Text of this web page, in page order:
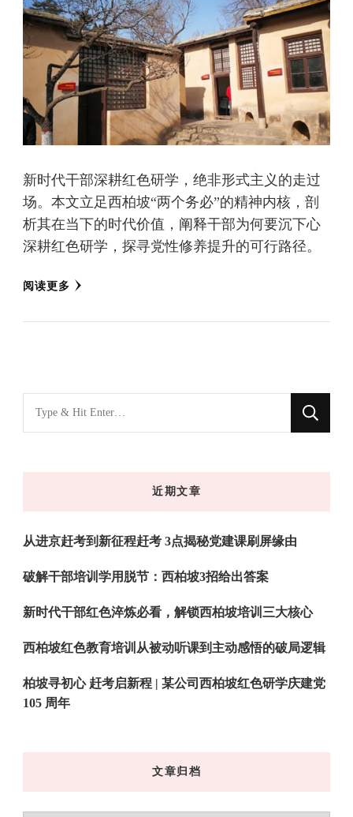
新时代干部深耕红色研学，绝非形式主义的走过
场。本文立足西柏坡“两个务必”的精神内核，剖
析其在当下的时代价值，阐释干部为何要沉下心
深耕红色研学，探寻党性修养提升的可行路径。
阅读更多
找
什
近期文章
从进京赶考到新征程赶考 3点揭秘党建课刷屏缘由
破解干部培训学用脱节：西柏坡3招给出答案
新时代干部红色淬炼必看，解锁西柏坡培训三大核心
西柏坡红色教育培训从被动听课到主动感悟的破局逻辑
柏坡寻初心 赶考启新程 | 某公司西柏坡红色研学庆建党
105 周年
文章归档